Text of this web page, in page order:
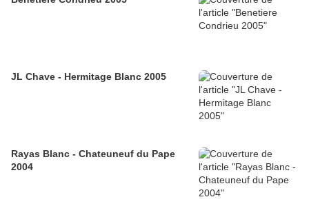
JL Chave - Hermitage Blanc 2005
Rayas Blanc - Chateuneuf du Pape
2004